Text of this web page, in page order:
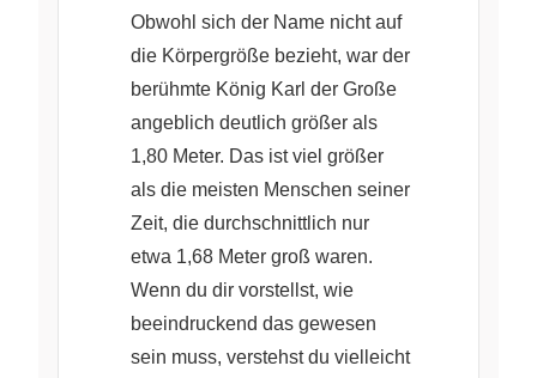
Obwohl sich der Name nicht auf
die Körpergröße bezieht, war der
berühmte König Karl der Große
angeblich deutlich größer als
1,80 Meter. Das ist viel größer
als die meisten Menschen seiner
Zeit, die durchschnittlich nur
etwa 1,68 Meter groß waren.
Wenn du dir vorstellst, wie
beeindruckend das gewesen
sein muss, verstehst du vielleicht